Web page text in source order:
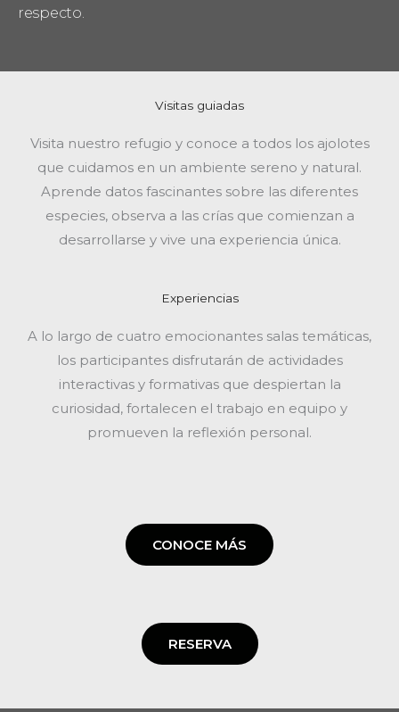
respecto.
Visitas guiadas
Visita nuestro refugio y conoce a todos los ajolotes
que cuidamos en un ambiente sereno y natural.
Aprende datos fascinantes sobre las diferentes
especies, observa a las crías que comienzan a
desarrollarse y vive una experiencia única.
Experiencias
A lo largo de cuatro emocionantes salas temáticas,
los participantes disfrutarán de actividades
interactivas y formativas que despiertan la
curiosidad, fortalecen el trabajo en equipo y
promueven la reflexión personal.
CONOCE MÁS
RESERVA